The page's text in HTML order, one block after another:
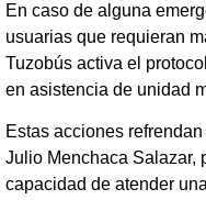
En caso de alguna
usuarias que requieran
Tuzobús activa el
en asistencia de unidad
Estas acciones
Julio Menchaca Salazar,
capacidad de atender